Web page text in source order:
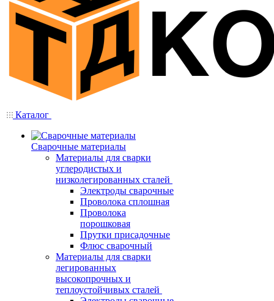
Каталог
Сварочные материалы
Материалы для сварки
углеродистых и
низколегированных сталей
Электроды сварочные
Проволока сплошная
Проволока
порошковая
Прутки присадочные
Флюс сварочный
Материалы для сварки
легированных
высокопрочных и
теплоустойчивых сталей